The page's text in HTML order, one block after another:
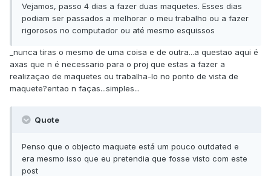
Vejamos, passo 4 dias a fazer duas maquetes. Esses dias
podiam ser passados a melhorar o meu trabalho ou a fazer
rigorosos no computador ou até mesmo esquissos
_nunca tiras o mesmo de uma coisa e de outra...a questao aqui é
axas que n é necessario para o proj que estas a fazer a
realizaçao de maquetes ou trabalha-lo no ponto de vista de
maquete?entao n faças...simples...
Quote
Penso que o objecto maquete está um pouco outdated e
era mesmo isso que eu pretendia que fosse visto com este
post